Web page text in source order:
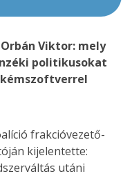
Viktor: mely
politikusokat
frakcióvezető-
kijelentette:
utáni